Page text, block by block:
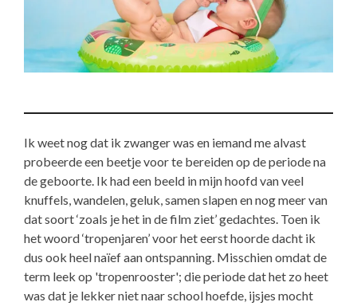
Ik weet nog dat ik zwanger was en iemand me alvast
probeerde een beetje voor te bereiden op de periode na
de geboorte. Ik had een beeld in mijn hoofd van veel
knuffels, wandelen, geluk, samen slapen en nog meer van
dat soort ‘zoals je het in de film ziet’ gedachtes. Toen ik
het woord ‘tropenjaren’ voor het eerst hoorde dacht ik
dus ook heel naïef aan ontspanning. Misschien omdat de
term leek op 'tropenrooster'; die periode dat het zo heet
was dat je lekker niet naar school hoefde, ijsjes mocht